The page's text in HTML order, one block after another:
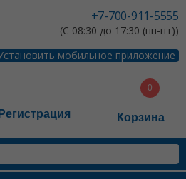
+7-700-911-5555
(С 08:30 до 17:30 (пн-пт))
мобильное приложение
Регистрация Корзина